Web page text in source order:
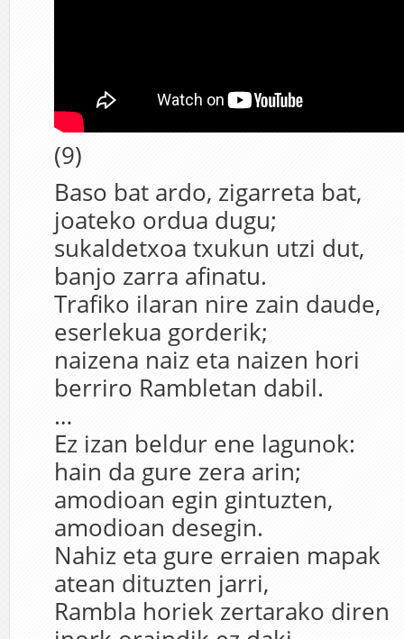
(9)
Baso bat ardo, zigarreta bat,
joateko ordua dugu;
sukaldetxoa txukun utzi dut,
banjo zarra afinatu.
Trafiko ilaran nire zain daude,
eserlekua gorderik;
naizena naiz eta naizen hori
berriro Rambletan dabil.
…
Ez izan beldur ene lagunok:
hain da gure zera arin;
amodioan egin gintuzten,
amodioan desegin.
Nahiz eta gure erraien mapak
atean dituzten jarri,
Rambla horiek zertarako diren